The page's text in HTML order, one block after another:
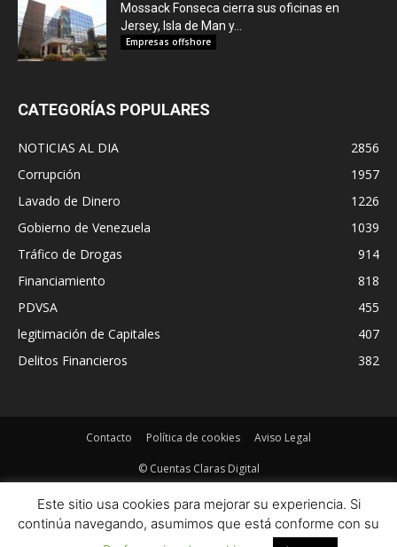
Mossack Fonseca cierra sus oficinas en
Jersey, Isla de Man y...
Empresas offshore
CATEGORÍAS POPULARES
NOTICIAS AL DIA
2856
Corrupción
1957
Lavado de Dinero
1226
Gobierno de Venezuela
1039
Tráfico de Drogas
914
Financiamiento
818
PDVSA
455
legitimación de Capitales
407
Delitos Financieros
382
Contacto Política de cookies Aviso Legal
© Cuentas Claras Digital
Este sitio usa cookies para mejorar su experiencia. Si
continúa navegando, asumimos que está conforme con su